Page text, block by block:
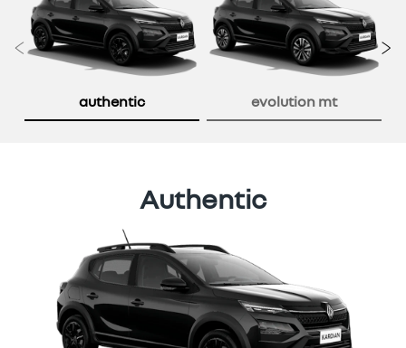
authentic evolution mt
Anterior
Authentic